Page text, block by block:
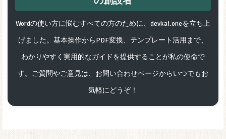
Wordの使い方に悩むすべての方のために、devkai.oneを立ち上
げました。基本操作からPDF変換、テンプレート活用まで、
わかりやすく実用的なガイドを提供することが私の使命で
す。ご質問やご意見は、お問い合わせページからいつでもお
気軽にどうぞ！